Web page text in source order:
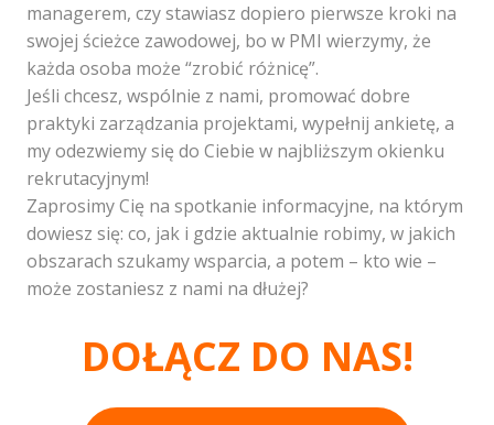
managerem, czy stawiasz dopiero pierwsze kroki na
swojej ścieżce zawodowej, bo w PMI wierzymy, że
każda osoba może “zrobić różnicę”.
Jeśli chcesz, wspólnie z nami, promować dobre
praktyki zarządzania projektami, wypełnij ankietę, a
my odezwiemy się do Ciebie w najbliższym okienku
rekrutacyjnym!
Zaprosimy Cię na spotkanie informacyjne, na którym
dowiesz się: co, jak i gdzie aktualnie robimy, w jakich
obszarach szukamy wsparcia, a potem – kto wie –
może zostaniesz z nami na dłużej?
DOŁĄCZ DO NAS!